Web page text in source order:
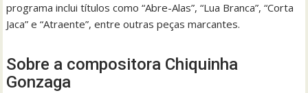
programa inclui títulos como “Abre-Alas”, “Lua Branca”, “Corta
Jaca” e “Atraente”, entre outras peças marcantes.
Sobre a compositora Chiquinha
Gonzaga